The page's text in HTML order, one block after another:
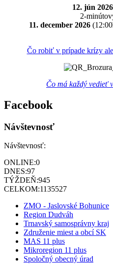
12. jún 2026
2-
11. december 2026
Čo robiť v prípade krízy
Čo má každý vedieť
Facebook
Návštevnosť
Návštevnosť:
ONLINE:0
DNES:97
TÝŽDEŇ:945
CELKOM:1135527
ZMO - Jaslovské Bohunice
Region Dudváh
Trnavský samosprávny kraj
Združenie miest a obcí SK
MAS 11 plus
Mikroregion 11 plus
Spoločný obecný úrad